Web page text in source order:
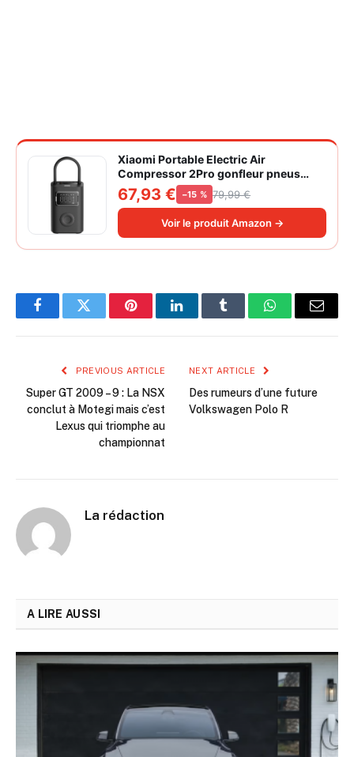
Xiaomi Portable Electric Air
Compressor 2Pro gonfleur pneus
voiture | ±1PSI Contrôle pression
pneus, 45s gonflage rapide, batterie
longue durée, avec éclairage, grand
cylindre à air 27 mm
67,93 € −15 % 79,99 €
Voir le produit Amazon →
FacebookTwitter PinterestLinkedInTumblr WhatsAppEmail
PREVIOUS ARTICLE
Super GT 2009 – 9 : La NSX
conclut à Motegi mais c’est
Lexus qui triomphe au
championnat
NEXT ARTICLE
Des rumeurs d’une future
Volkswagen Polo R
La rédaction
A LIRE AUSSI